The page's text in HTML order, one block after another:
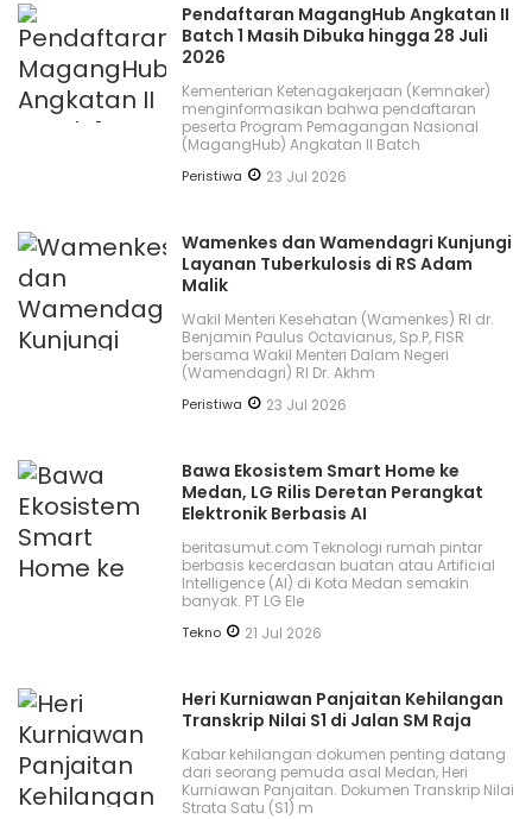
Pendaftaran MagangHub Angkatan II
Batch 1 Masih Dibuka hingga 28 Juli
2026
Kementerian Ketenagakerjaan (Kemnaker)
menginformasikan bahwa pendaftaran
peserta Program Pemagangan Nasional
(MagangHub) Angkatan II Batch
Peristiwa 23 Jul 2026
Wamenkes dan Wamendagri Kunjungi
Layanan Tuberkulosis di RS Adam
Malik
Wakil Menteri Kesehatan (Wamenkes) RI dr.
Benjamin Paulus Octavianus, Sp.P, FISR
bersama Wakil Menteri Dalam Negeri
(Wamendagri) RI Dr. Akhm
Peristiwa 23 Jul 2026
Bawa Ekosistem Smart Home ke
Medan, LG Rilis Deretan Perangkat
Elektronik Berbasis AI
beritasumut.com Teknologi rumah pintar
berbasis kecerdasan buatan atau Artificial
Intelligence (AI) di Kota Medan semakin
banyak. PT LG Ele
Tekno 21 Jul 2026
Heri Kurniawan Panjaitan Kehilangan
Transkrip Nilai S1 di Jalan SM Raja
Kabar kehilangan dokumen penting datang
dari seorang pemuda asal Medan, Heri
Kurniawan Panjaitan. Dokumen Transkrip Nilai
Strata Satu (S1) m